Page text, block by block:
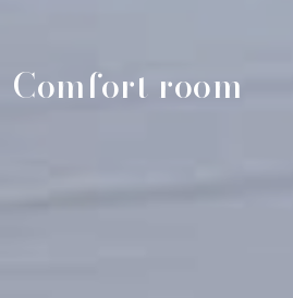
Comfort room